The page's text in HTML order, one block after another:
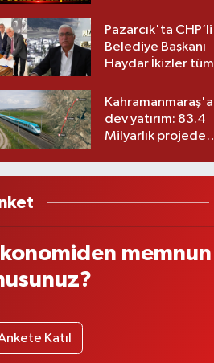
görev değişikliği!
Pazarcık'ta CHP’li
Belediye Başkanı
Haydar İkizler tüm
yeni partisi
Kahramanmaraş'a
dev yatırım: 83.4
Milyarlık projede
memnun
Katıl